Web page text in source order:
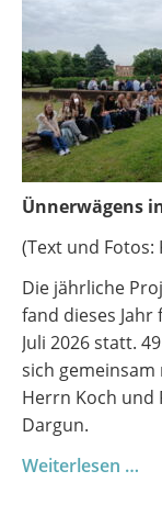
Ünnerwägens
(Text und Fotos:
Die jährliche
fand dieses
Juli 2026 statt.
sich gemeinsam
Herrn Koch und
Dargun.
Weiterlesen …